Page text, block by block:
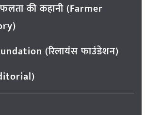
की कहानी (Farmer
(रिलायंस फाउंडेशन)